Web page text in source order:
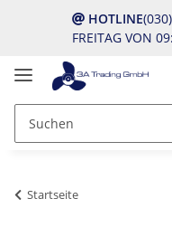
HOTLINE
FREITAG VON
Startseite